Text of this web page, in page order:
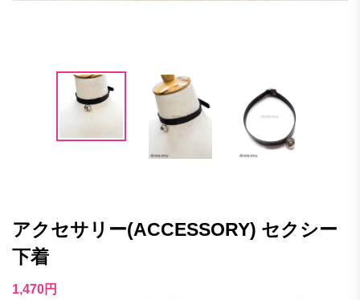
アクセサリー(ACCESSORY) セクシー
下着
1,470円